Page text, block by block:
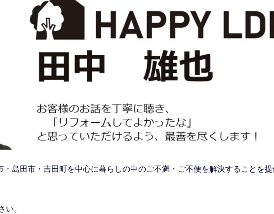
島田市・吉田町を中心に暮らしの中のご不満・ご不便を解決することを
い。